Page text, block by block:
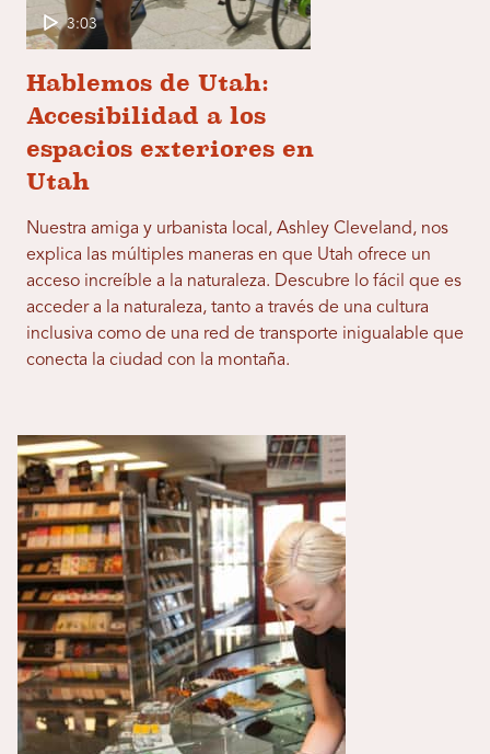
3:03
Hablemos de Utah:
Accesibilidad a los
espacios exteriores en
Utah
Nuestra amiga y urbanista local, Ashley Cleveland, nos
explica las múltiples maneras en que Utah ofrece un
acceso increíble a la naturaleza. Descubre lo fácil que es
acceder a la naturaleza, tanto a través de una cultura
inclusiva como de una red de transporte inigualable que
conecta la ciudad con la montaña.